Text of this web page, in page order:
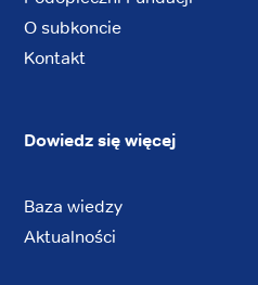
O subkoncie
Kontakt
Dowiedz się więcej
Baza wiedzy
Aktualności